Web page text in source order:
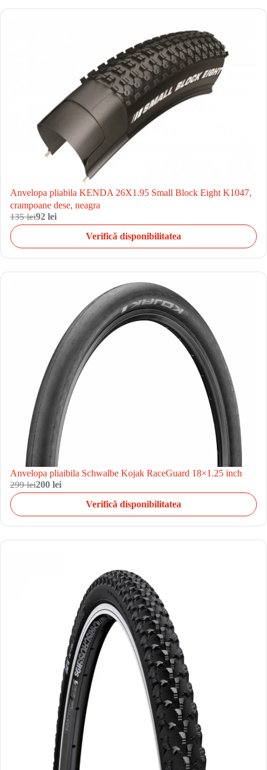
Anvelopa pliabila KENDA 26X1.95 Small Block Eight K1047,
crampoane dese, neagra
135 lei92 lei
Verifică disponibilitatea
Anvelopa pliaibila Schwalbe Kojak RaceGuard 18×1.25 inch
299 lei200 lei
Verifică disponibilitatea